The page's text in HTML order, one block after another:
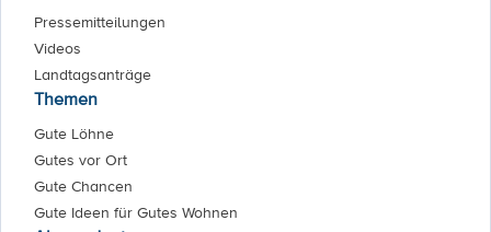
Pressemitteilungen
Videos
Landtagsanträge
Themen
Gute Löhne
Gutes vor Ort
Gute Chancen
Gute Ideen für Gutes Wohnen